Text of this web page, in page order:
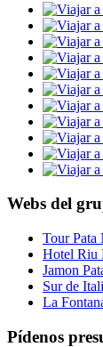
Webs del
Tour Pata
Hotel Riu
Jamon
Sur de
La
Pídenos